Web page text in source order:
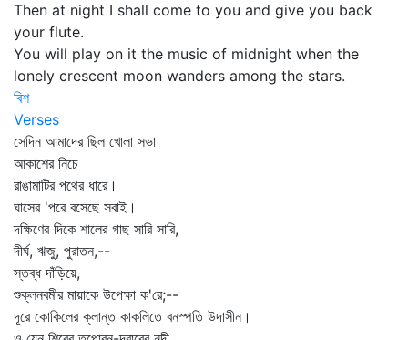
Then at night I shall come to you and give you back
your flute.
You will play on it the music of midnight when the
lonely crescent moon wanders among the stars.
বিশ
Verses
সেদিন আমাদের ছিল খোলা সভা
আকাশের নিচে
রাঙামাটির পথের ধারে।
ঘাসের 'পরে বসেছে সবাই।
দক্ষিণের দিকে শালের গাছ সারি সারি,
দীর্ঘ, ঋজু, পুরাতন,--
স্তব্ধ দাঁড়িয়ে,
শুক্লনবমীর মায়াকে উপেক্ষা ক'রে;--
দূরে কোকিলের ক্লান্ত কাকলিতে বনস্পতি উদাসীন।